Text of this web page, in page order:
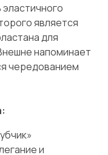
является
для
напоминает
чередованием
и